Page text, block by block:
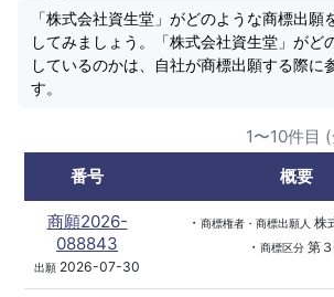
「株式会社資生堂」がどのような商標出願
してみましょう。「株式会社資生堂」がど
しているのかは、自社が商標出願する際に
す。
1〜10件目
番号
概要
商願2026-
088843
出願 2026-07-30
・ 商標権者・商標出願人 株
・ 商標区分第